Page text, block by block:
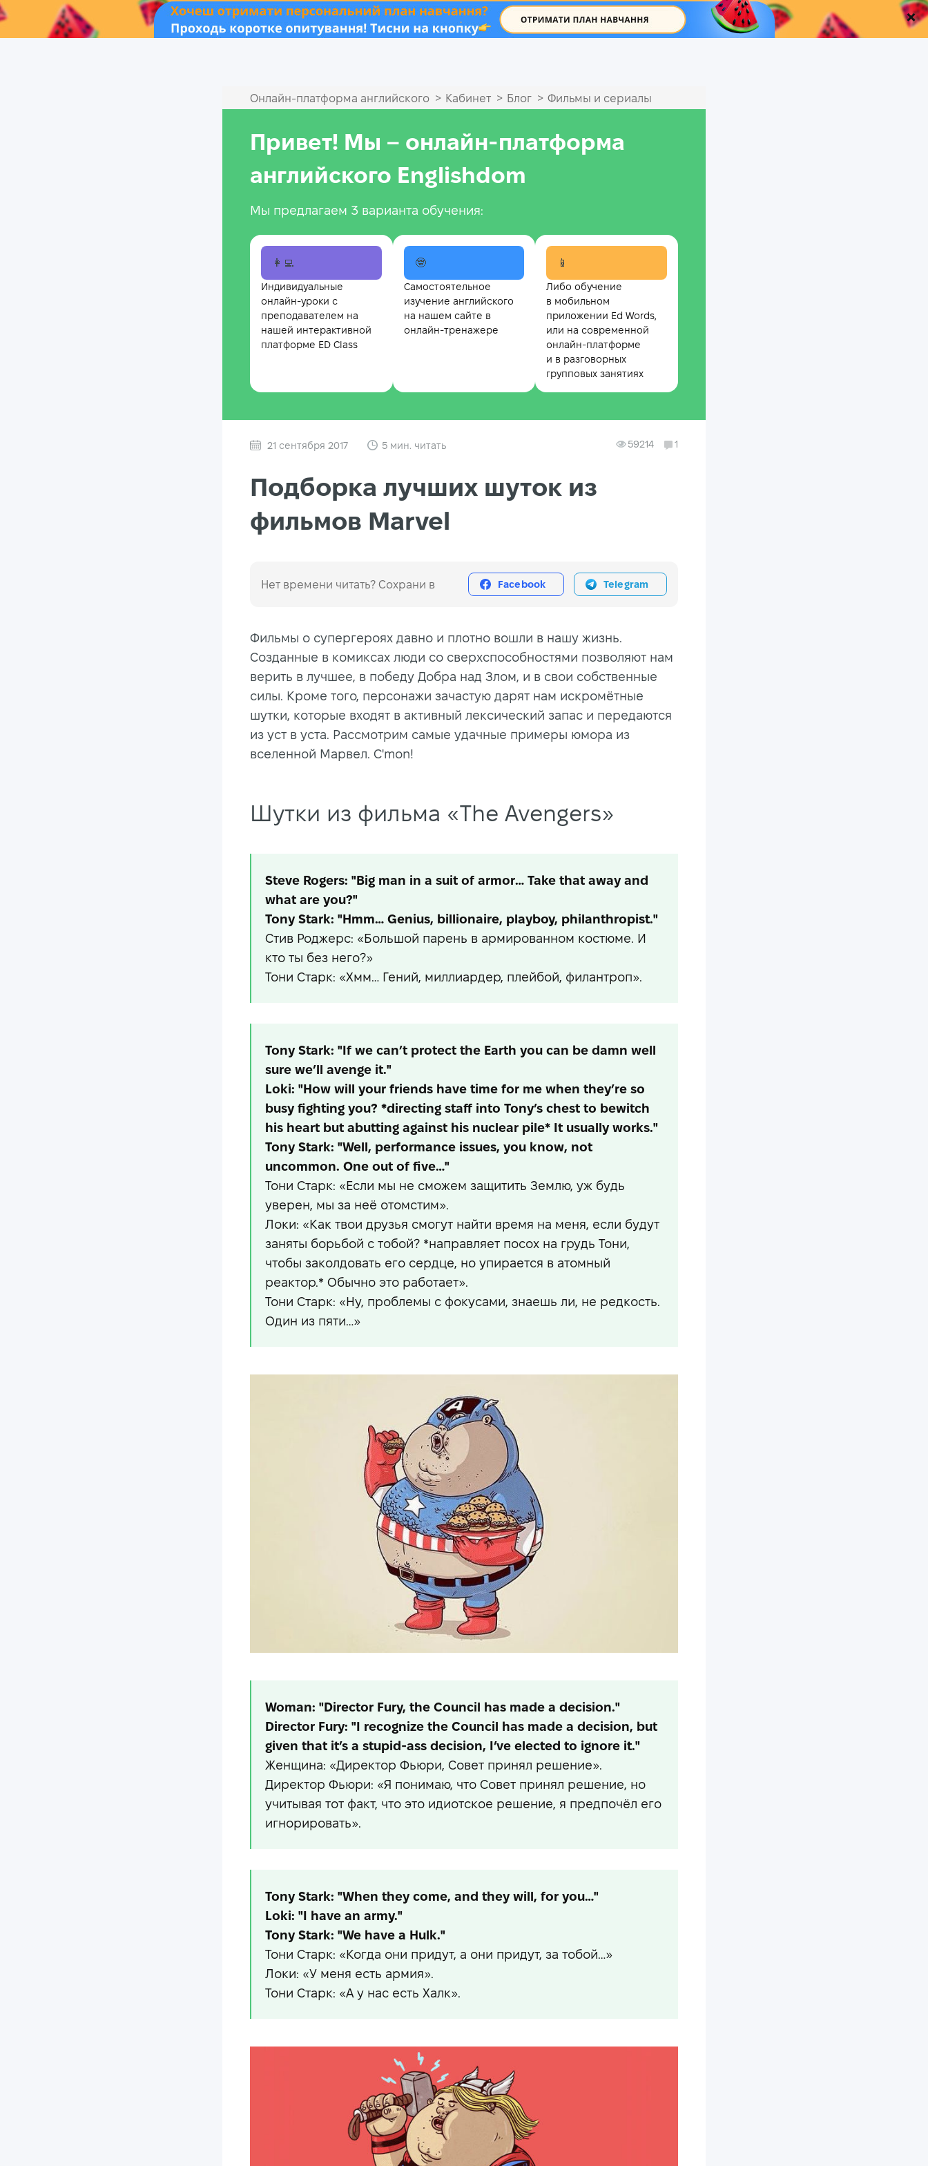
.
Онлайн‑платформа английского > Кабинет > Блог > Фильмы и сериалы
Привет! Мы – онлайн‑платформа
английского Englishdom
Мы предлагаем 3 варианта обучения:
👩‍💻
Индивидуальные
онлайн-уроки с
преподавателем на
нашей интерактивной
платформе ED Class
🤓
Самостоятельное
изучение английского
на нашем сайте в
онлайн-тренажере
📱
Либо обучение
в мобильном
приложении Ed Words,
или на современной
онлайн-платформе
и в разговорных
групповых занятиях
21 сентября 2017 5 мин. читать 59214 1
Подборка лучших шуток из
фильмов Marvel
Нет времени читать? Сохрани в Facebook Telegram
Фильмы о супергероях давно и плотно вошли в нашу жизнь.
Созданные в комиксах люди со сверхспособностями позволяют нам
верить в лучшее, в победу Добра над Злом, и в свои собственные
силы. Кроме того, персонажи зачастую дарят нам искромётные
шутки, которые входят в активный лексический запас и передаются
из уст в уста. Рассмотрим самые удачные примеры юмора из
вселенной Марвел. C'mon!
Шутки из фильма «The Avengers»
Steve Rogers: "Big man in a suit of armor… Take that away and
what are you?"
Tony Stark: "Hmm… Genius, billionaire, playboy, philanthropist."
Стив Роджерс: «Большой парень в армированном костюме. И
кто ты без него?»
Тони Старк: «Хмм… Гений, миллиардер, плейбой, филантроп».
Tony Stark: "If we can’t protect the Earth you can be damn well
sure we’ll avenge it."
Loki: "How will your friends have time for me when they’re so
busy fighting you? *directing staff into Tony’s chest to bewitch
his heart but abutting against his nuclear pile* It usually works."
Tony Stark: "Well, performance issues, you know, not
uncommon. One out of five…"
Тони Старк: «Если мы не сможем защитить Землю, уж будь
уверен, мы за неё отомстим».
Локи: «Как твои друзья смогут найти время на меня, если будут
заняты борьбой с тобой? *направляет посох на грудь Тони,
чтобы заколдовать его сердце, но упирается в атомный
реактор.* Обычно это работает».
Тони Старк: «Ну, проблемы с фокусами, знаешь ли, не редкость.
Один из пяти…»
Woman: "Director Fury, the Council has made a decision."
Director Fury: "I recognize the Council has made a decision, but
given that it’s a stupid-ass decision, I’ve elected to ignore it."
Женщина: «Директор Фьюри, Совет принял решение».
Директор Фьюри: «Я понимаю, что Cовет принял решение, но
учитывая тот факт, что это идиотское решение, я предпочёл его
игнорировать».
Tony Stark: "When they come, and they will, for you…"
Loki: "I have an army."
Tony Stark: "We have a Hulk."
Тони Старк: «Когда они придут, а они придут, за тобой…»
Локи: «У меня есть армия».
Тони Старк: «А у нас есть Халк».